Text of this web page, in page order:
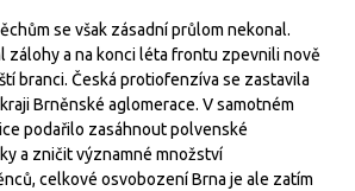
se však zásadní průlom nekonal.
zálohy a na konci léta frontu zpevnili nově
branci. Česká protiofenzíva se zastavila
Brněnské aglomerace. V samotném
podařilo zasáhnout polvenské
a zničit významné množství
celkové osvobození Brna je ale zatím